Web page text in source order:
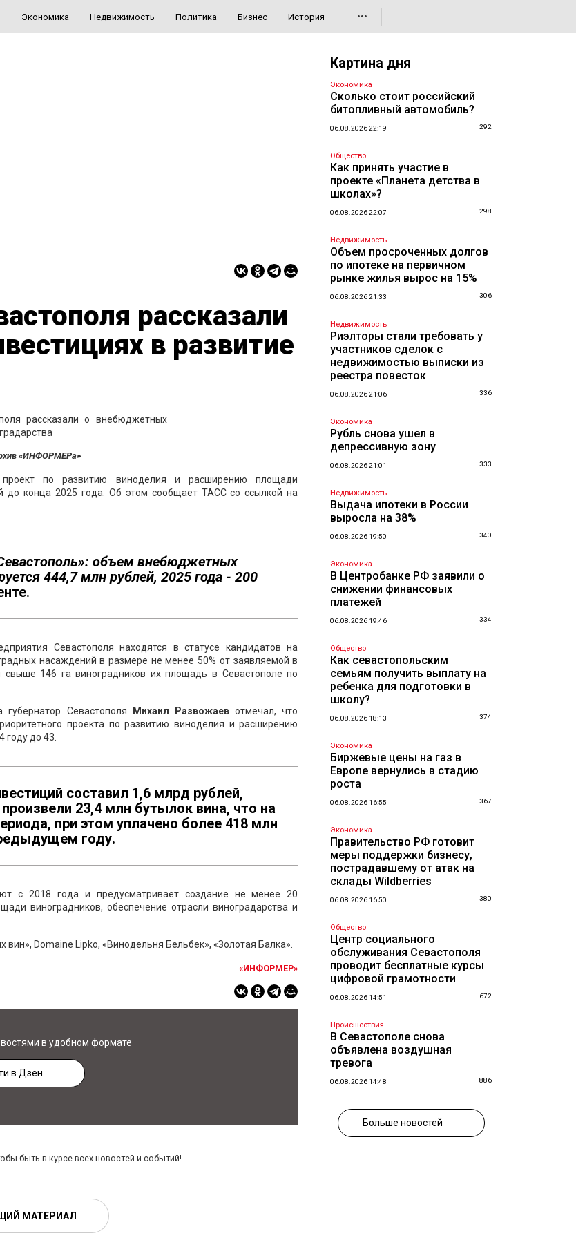
Экономика Недвижимость Политика Бизнес История •••
рассказали
в развитие
«ИНФОРМЕРа»
по развитию виноделия и расширению площади
до конца 2025 года. Об этом сообщает ТАСС со ссылкой на
объем внебюджетных
444,7 млн рублей, 2025 года - 200
Севастополя находятся в статусе кандидатов на
насаждений в размере не менее 50% от заявляемой в
свыше 146 га виноградников их площадь в Севастополе по
Севастополя Михаил Развожаевотмечал, что
проекта по развитию виноделия и расширению
году до 43.
составил 1,6 млрд рублей,
23,4 млн бутылок вина, что на
при этом уплачено более 418 млн
году.
с 2018 года и предусматривает создание не менее 20
виноградников, обеспечение отрасли виноградарства и
Domaine Lipko, «Винодельня Бельбек», «Золотая Балка».
«ИНФОРМЕР»
в удобном формате
в Дзен
быть в курсе всех новостей и событий!
МАТЕРИАЛ
Картина дня
Экономика
Сколько стоит российский
битопливный автомобиль?
06.08.2026 22:19 292
Общество
Как принять участие в
проекте «Планета детства в
школах»?
06.08.2026 22:07 298
Недвижимость
Объем просроченных долгов
по ипотеке на первичном
рынке жилья вырос на 15%
06.08.2026 21:33 306
Недвижимость
Риэлторы стали требовать у
участников сделок с
недвижимостью выписки из
реестра повесток
06.08.2026 21:06 336
Экономика
Рубль снова ушел в
депрессивную зону
06.08.2026 21:01 333
Недвижимость
Выдача ипотеки в России
выросла на 38%
06.08.2026 19:50 340
Экономика
В Центробанке РФ заявили о
снижении финансовых
платежей
06.08.2026 19:46 334
Общество
Как севастопольским
семьям получить выплату на
ребенка для подготовки в
школу?
06.08.2026 18:13 374
Экономика
Биржевые цены на газ в
Европе вернулись в стадию
роста
06.08.2026 16:55 367
Экономика
Правительство РФ готовит
меры поддержки бизнесу,
пострадавшему от атак на
склады Wildberries
06.08.2026 16:50 380
Общество
Центр социального
обслуживания Севастополя
проводит бесплатные курсы
цифровой грамотности
06.08.2026 14:51 672
Происшествия
В Севастополе снова
объявлена воздушная
тревога
06.08.2026 14:48 886
Больше новостей